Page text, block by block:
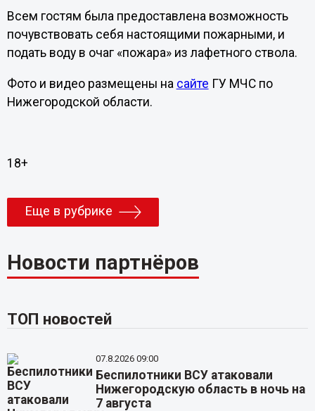
Всем гостям была предоставлена возможность
почувствовать себя настоящими пожарными, и
подать воду в очаг «пожара» из лафетного ствола.
Фото и видео размещены на сайте ГУ МЧС по
Нижегородской области.
18+
Еще в рубрике
Новости партнёров
ТОП новостей
07.8.2026 09:00
Беспилотники ВСУ атаковали
Нижегородскую область в ночь на
7 августа